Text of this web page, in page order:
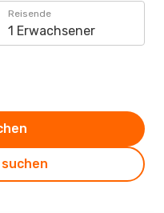
Reisende
1 Erwachsener